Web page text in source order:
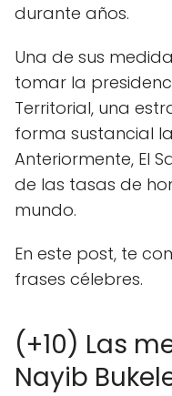
durante años.
Una de sus
tomar la
Territorial, una
forma sustancial
Anteriormente, El
de las tasas de
mundo.
En este post, te
frases célebres.
(+10) Las
Nayib